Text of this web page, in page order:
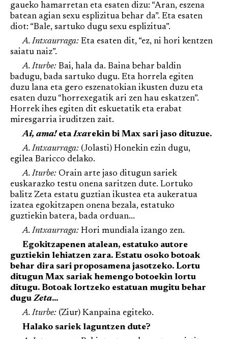
gaueko hamarretan eta esaten dizu: “Aran, eszena
batean agian sexu esplizitua behar da”. Eta esaten
diot: “Bale, sartuko dugu sexu esplizitua”.
A. Intxaurraga: Eta esaten dit, “ez, ni hori kentzen
saiatu naiz”.
A. Iturbe: Bai, hala da. Baina behar baldin
badugu, bada sartuko dugu. Eta horrela egiten
duzu lana eta gero eszenatokian ikusten duzu eta
esaten duzu “horrexegatik ari zen hau eskatzen”.
Horrek ihes egiten dit eskuetatik eta erabat
miresgarria iruditzen zait.
Ai, ama!etaIxarekin bi Max sari jaso dituzue.
A. Intxaurraga: (Jolasti) Honekin ezin dugu,
egilea Baricco delako.
A. Iturbe: Orain arte jaso ditugun sariek
euskarazko testu onena saritzen dute. Lortuko
balitz Zeta estatu guztian ikustea eta aukeratua
izatea egokitzapen onena bezala, estatuko
guztiekin batera, bada orduan...
A. Intxaurraga: Hori mundiala izango zen.
Egokitzapenen atalean, estatuko autore
guztiekin lehiatzen zara. Estatu osoko botoak
behar dira sari proposamena jasotzeko. Lortu
ditugun Max sariak hemengo botoekin lortu
ditugu. Botoak lortzeko estatuan mugitu behar
dugu Zeta...
A. Iturbe: (Ziur) Kanpaina egiteko.
Halako sariek laguntzen dute?